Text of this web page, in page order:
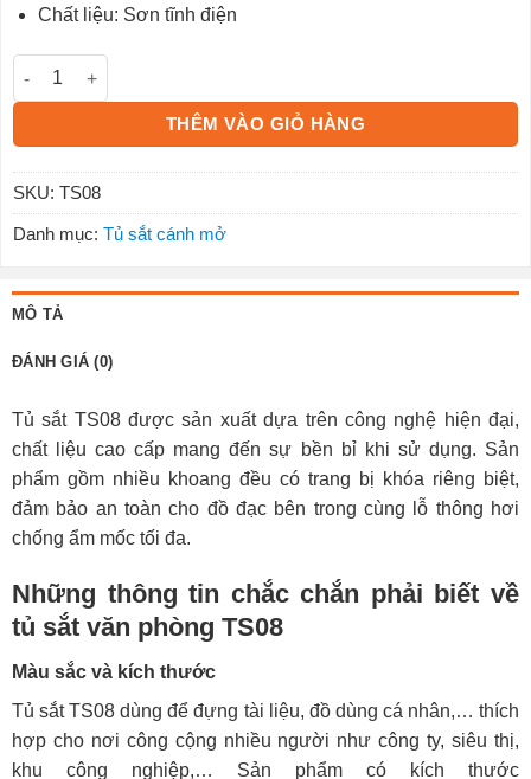
Chất liệu: Sơn tĩnh điện
Tủ locker sắt 20 ngăn TS08 số lượng
THÊM VÀO GIỎ HÀNG
SKU: TS08
Danh mục: Tủ sắt cánh mở
MÔ TẢ
ĐÁNH GIÁ (0)
Tủ sắt TS08 được sản xuất dựa trên công nghệ hiện đại,
chất liệu cao cấp mang đến sự bền bỉ khi sử dụng. Sản
phẩm gồm nhiều khoang đều có trang bị khóa riêng biệt,
đảm bảo an toàn cho đồ đạc bên trong cùng lỗ thông hơi
chống ẩm mốc tối đa.
Những thông tin chắc chắn phải biết về
tủ sắt văn phòng TS08
Màu sắc và kích thước
Tủ sắt TS08 dùng để đựng tài liệu, đồ dùng cá nhân,… thích
hợp cho nơi công cộng nhiều người như công ty, siêu thị,
khu công nghiệp,… Sản phẩm có kích thước